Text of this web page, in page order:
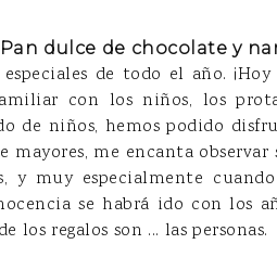
Pan dulce de chocolate y
de todo el año.
con los niños, los
de niños, hemos podido
mayores, me encanta observar
y muy especialmente
se habrá ido con los
los regalos son ... las personas.